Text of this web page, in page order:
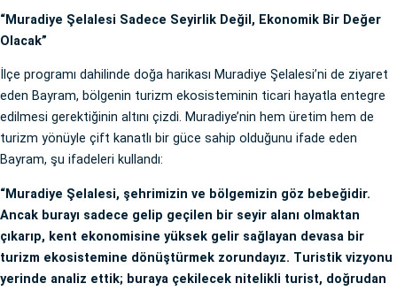
“Muradiye Şelalesi Sadece Seyirlik Değil, Ekonomik Bir Değer
Olacak”
İlçe programı dahilinde doğa harikası Muradiye Şelalesi’ni de ziyaret
eden Bayram, bölgenin turizm ekosisteminin ticari hayatla entegre
edilmesi gerektiğinin altını çizdi. Muradiye’nin hem üretim hem de
turizm yönüyle çift kanatlı bir güce sahip olduğunu ifade eden
Bayram, şu ifadeleri kullandı:
“Muradiye Şelalesi, şehrimizin ve bölgemizin göz bebeğidir.
Ancak burayı sadece gelip geçilen bir seyir alanı olmaktan
çıkarıp, kent ekonomisine yüksek gelir sağlayan devasa bir
turizm ekosistemine dönüştürmek zorundayız. Turistik vizyonu
yerinde analiz ettik; buraya çekilecek nitelikli turist, doğrudan